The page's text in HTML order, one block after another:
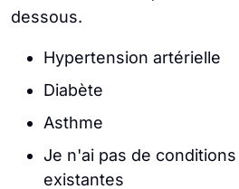
dessous.
Hypertension artérielle
Diabète
Asthme
Je n'ai pas de
existantes